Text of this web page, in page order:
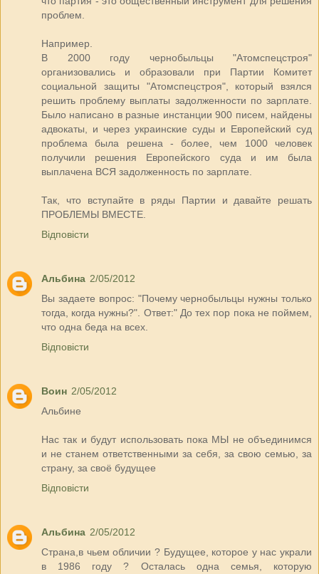
проблем.
Например.
В 2000 году чернобыльцы "Атомспецстроя"
организовались и образовали при Партии Комитет
социальной защиты "Атомспецстроя", который взялся
решить проблему выплаты задолженности по зарплате.
Было написано в разные инстанции 900 писем, найдены
адвокаты, и через украинские суды и Европейский суд
проблема была решена - более, чем 1000 человек
получили решения Европейского суда и им была
выплачена ВСЯ задолженность по зарплате.
Так, что вступайте в ряды Партии и давайте решать
ПРОБЛЕМЫ ВМЕСТЕ.
Відповісти
Альбина 2/05/2012
Вы задаете вопрос: "Почему чернобыльцы нужны только
тогда, когда нужны?". Ответ:" До тех пор пока не поймем,
что одна беда на всех.
Відповісти
Воин 2/05/2012
Альбинe
Нас так и будут использовать пока МЫ не объединимся
и не станем ответственными за себя, за свою семью, за
страну, за своё будущее
Відповісти
Альбина 2/05/2012
Страна,в чьем обличии ? Будущее, которое у нас украли
в 1986 году ? Осталась одна семья, которую